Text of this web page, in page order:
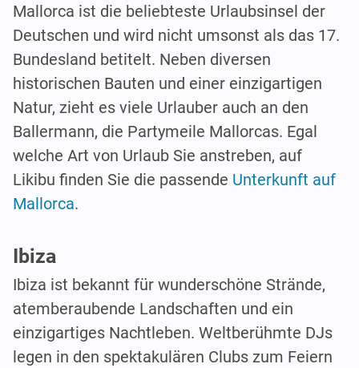
Mallorca ist die beliebteste Urlaubsinsel der
Deutschen und wird nicht umsonst als das 17.
Bundesland betitelt. Neben diversen
historischen Bauten und einer einzigartigen
Natur, zieht es viele Urlauber auch an den
Ballermann, die Partymeile Mallorcas. Egal
welche Art von Urlaub Sie anstreben, auf
Likibu finden Sie die passende Unterkunft auf
Mallorca.
Ibiza
Ibiza ist bekannt für wunderschöne Strände,
atemberaubende Landschaften und ein
einzigartiges Nachtleben. Weltberühmte DJs
legen in den spektakulären Clubs zum Feiern